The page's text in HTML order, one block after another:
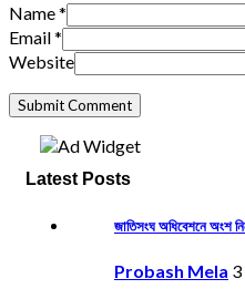
Name*
Email*
Website
Latest Posts
জাতিসংঘ অধিবেশনে অংশ
Probash Mela